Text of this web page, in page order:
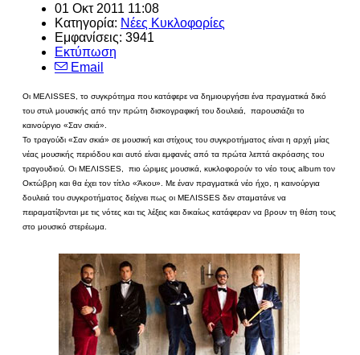
01 Οκτ 2011 11:08
Κατηγορία: Νέες Κυκλοφορίες
Εμφανίσεις: 3941
Εκτύπωση
Email
Οι MEΛISSES, το συγκρότημα που κατάφερε να δημιουργήσει ένα πραγματικά δικό
του στυλ μουσικής από την πρώτη δισκογραφική του δουλειά, παρουσιάζει το
καινούργιο «Σαν σκιά».
Το τραγούδι «Σαν σκιά» σε μουσική και στίχους του συγκροτήματος είναι η αρχή μίας
νέας μουσικής περιόδου και αυτό είναι εμφανές από τα πρώτα λεπτά ακρόασης του
τραγουδιού. Οι ΜΕΛΙSSES, πιο ώριμες μουσικά, κυκλοφορούν το νέο τους album τον
Οκτώβρη και θα έχει τον τίτλο «Άκου». Με έναν πραγματικά νέο ήχο, η καινούργια
δουλειά του συγκροτήματος δείχνει πως οι ΜΕΛΙSSES δεν σταματάνε να
πειραματίζονται με τις νότες και τις λέξεις και δικαίως κατάφεραν να βρουν τη θέση τους
στο μουσικό στερέωμα.